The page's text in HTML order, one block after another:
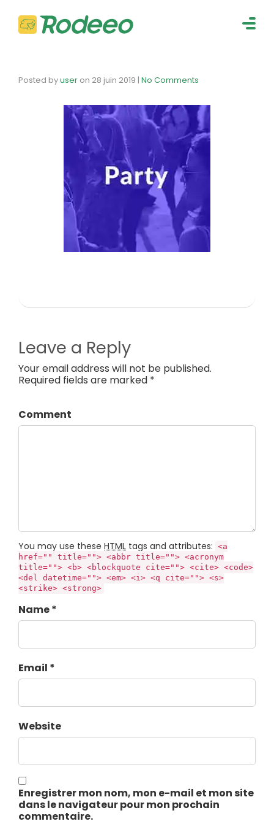
Posted byuser on 28 juin 2019 | No Comments
Leave a Reply
Your email address will not be published.
Required fields are marked *
Comment
You may use these HTML tags and attributes: <a
href="" title=""> <abbr title=""> <acronym
title=""> <b> <blockquote cite=""> <cite> <code>
<del datetime=""> <em> <i> <q cite=""> <s>
<strike> <strong>
Name *
Email *
Website
Enregistrer mon nom, mon e-mail et mon site
dans le navigateur pour mon prochain
commentaire.